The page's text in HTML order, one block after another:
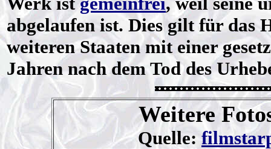
abgelaufen ist. Dies gilt für das
weiteren Staaten mit einer
Jahren nach dem Tod des
Weitere
Quelle: